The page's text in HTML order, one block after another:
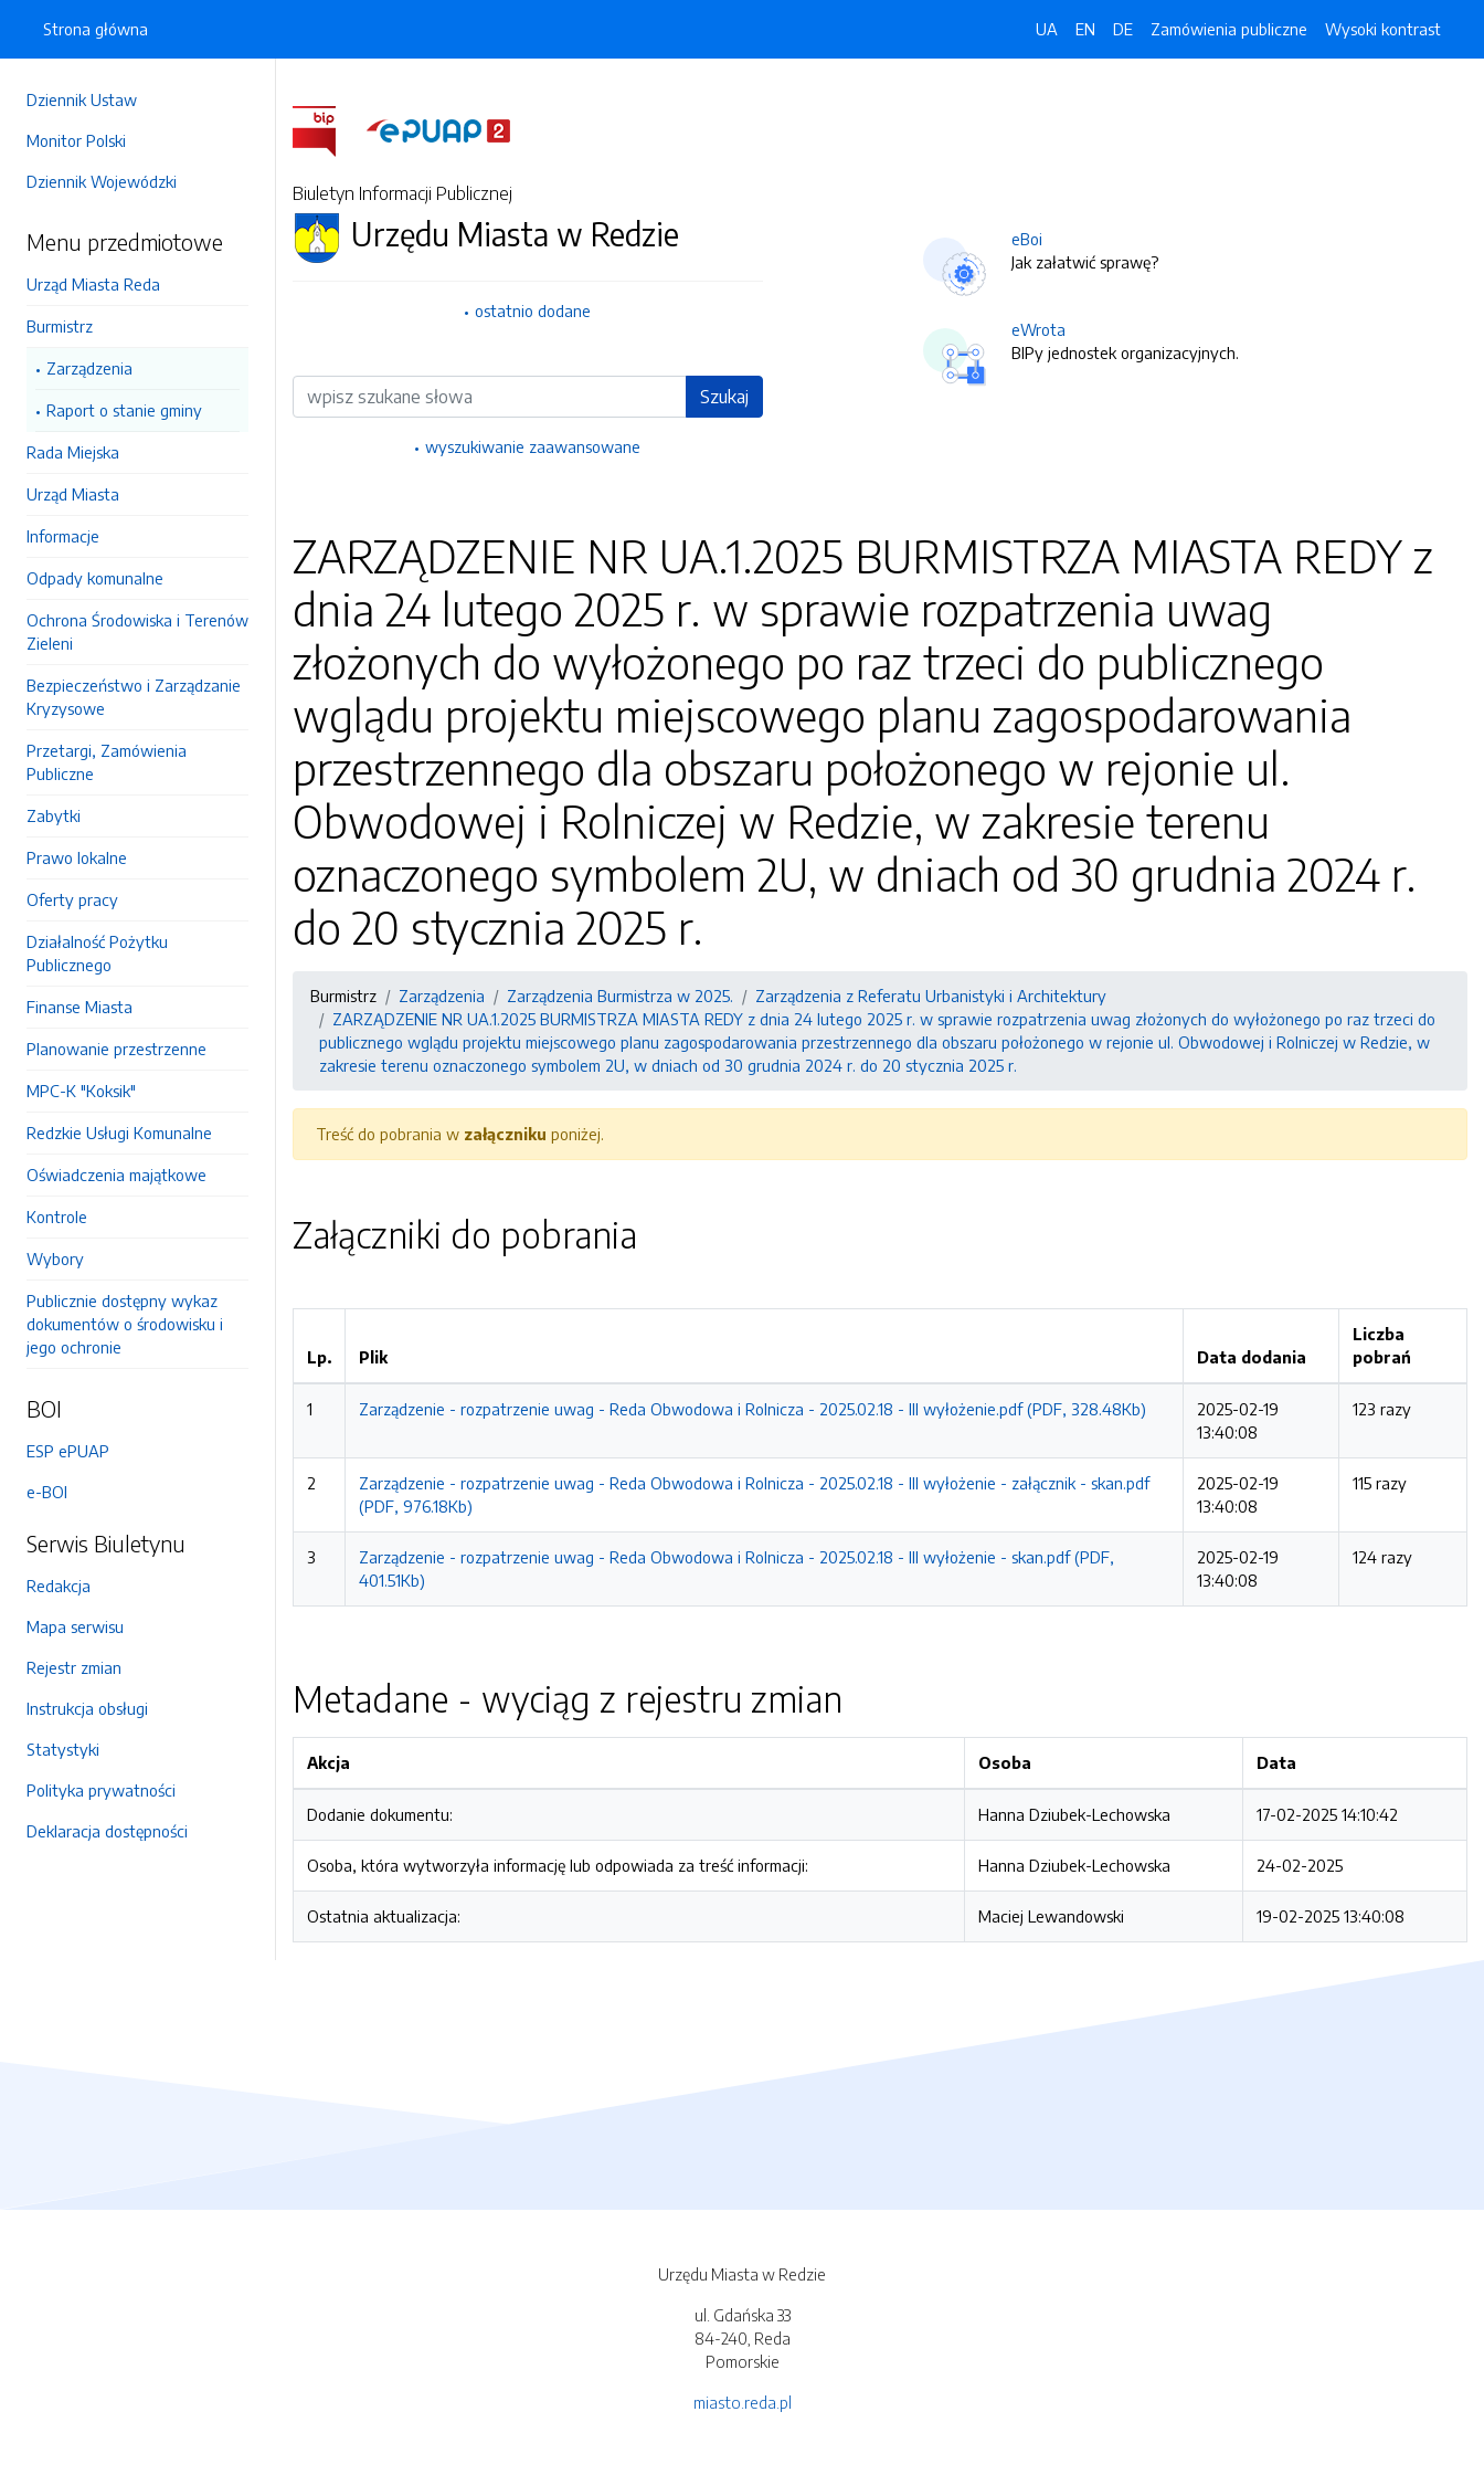
Dziennik Ustaw
Monitor Polski
Dziennik Wojewódzki
Menu przedmiotowe
Urząd Miasta Reda
Burmistrz
Zarządzenia
Raport o stanie gminy
Rada Miejska
Urząd Miasta
Informacje
Odpady komunalne
Ochrona Środowiska i Terenów
Zieleni
Bezpieczeństwo i Zarządzanie
Kryzysowe
Przetargi, Zamówienia
Publiczne
Zabytki
Prawo lokalne
Oferty pracy
Działalność Pożytku
Publicznego
Finanse Miasta
Planowanie przestrzenne
MPC-K "Koksik"
Redzkie Usługi Komunalne
Oświadczenia majątkowe
Kontrole
Wybory
Publicznie dostępny wykaz
dokumentów o środowisku i
jego ochronie
BOI
ESP ePUAP
e-BOI
Serwis Biuletynu
Redakcja
Mapa serwisu
Rejestr zmian
Instrukcja obsługi
Statystyki
Polityka prywatności
Deklaracja dostępności
Strona główna UA EN DE Zamówienia publiczne Wysoki kontrast
Biuletyn Informacji Publicznej
Urzędu Miasta w Redzie
ostatnio dodane
Wyszukiwarka Szukaj
wyszukiwanie zaawansowane
eBoi
Jak załatwić sprawę?
eWrota
BIPy jednostek organizacyjnych.
ZARZĄDZENIE NR UA.1.2025 BURMISTRZA MIASTA REDY z
dnia 24 lutego 2025 r. w sprawie rozpatrzenia uwag
złożonych do wyłożonego po raz trzeci do publicznego
wglądu projektu miejscowego planu zagospodarowania
przestrzennego dla obszaru położonego w rejonie ul.
Obwodowej i Rolniczej w Redzie, w zakresie terenu
oznaczonego symbolem 2U, w dniach od 30 grudnia 2024 r.
do 20 stycznia 2025 r.
Burmistrz Zarządzenia Zarządzenia Burmistrza w 2025.
Zarządzenia z Referatu Urbanistyki i Architektury
ZARZĄDZENIE NR UA.1.2025 BURMISTRZA MIASTA REDY z dnia 24 lutego 2025 r. w sprawie rozpatrzenia uwag złożonych do wyłożonego po raz trzeci do
publicznego wglądu projektu miejscowego planu zagospodarowania przestrzennego dla obszaru położonego w rejonie ul. Obwodowej i Rolniczej w Redzie, w
zakresie terenu oznaczonego symbolem 2U, w dniach od 30 grudnia 2024 r. do 20 stycznia 2025 r.
Treść do pobrania w załączniku poniżej.
Załączniki do pobrania
Lp. Plik Data dodania
Liczba
pobrań
1 Zarządzenie - rozpatrzenie uwag - Reda Obwodowa i Rolnicza - 2025.02.18 - III wyłożenie.pdf (PDF, 328.48Kb)
2025-02-19
13:40:08
123 razy
2
Zarządzenie - rozpatrzenie uwag - Reda Obwodowa i Rolnicza - 2025.02.18 - III wyłożenie - załącznik - skan.pdf
(PDF, 976.18Kb)
2025-02-19
13:40:08
115 razy
3
Zarządzenie - rozpatrzenie uwag - Reda Obwodowa i Rolnicza - 2025.02.18 - III wyłożenie - skan.pdf (PDF,
401.51Kb)
2025-02-19
13:40:08
124 razy
Metadane - wyciąg z rejestru zmian
Akcja Osoba Data
Dodanie dokumentu: Hanna Dziubek-Lechowska 17-02-2025 14:10:42
Osoba, która wytworzyła informację lub odpowiada za treść informacji: Hanna Dziubek-Lechowska 24-02-2025
Ostatnia aktualizacja: Maciej Lewandowski 19-02-2025 13:40:08
Urzędu Miasta w Redzie
ul. Gdańska 33
84-240, Reda
Pomorskie
miasto.reda.pl